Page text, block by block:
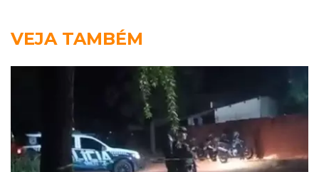
VEJA TAMBÉM